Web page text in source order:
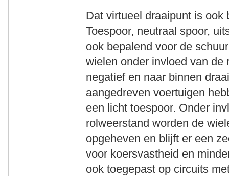
Dat virtueel draaipunt is ook
Toespoor, neutraal spoor,
ook bepalend voor de
wielen onder invloed van de
negatief en naar binnen
aangedreven voertuigen
een licht toespoor. Onder
rolweerstand worden de
opgeheven en blijft er een
voor koersvastheid en
ook toegepast op circuits